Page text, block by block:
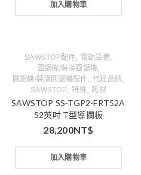
加入購物車
SAWSTOP配件 電動設備,
圓鋸機/裝潢圓鋸機
圓鋸機/裝潢圓鋸機配件 代理品牌
SAWSTOP ,特殊,耗材
SAWSTOP SS-TGP2-FRT52A
52英吋 T型導攔板
28,200NT$
加入購物車